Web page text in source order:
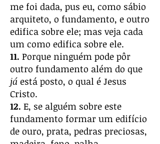
me foi dada, pus eu, como sábio
arquiteto, o fundamento, e outro
edifica sobre ele; mas veja cada
um como edifica sobre ele.
11. Porque ninguém pode pôr
outro fundamento além do que
já está posto, o qual é Jesus
Cristo.
12. E, se alguém sobre este
fundamento formar um edifício
de ouro, prata, pedras preciosas,